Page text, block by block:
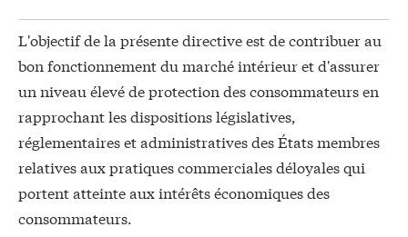
L'objectif de la présente directive est de contribuer au
bon fonctionnement du marché intérieur et d'assurer
un niveau élevé de protection des consommateurs en
rapprochant les dispositions législatives,
réglementaires et administratives des États membres
relatives aux pratiques commerciales déloyales qui
portent atteinte aux intérêts économiques des
consommateurs.